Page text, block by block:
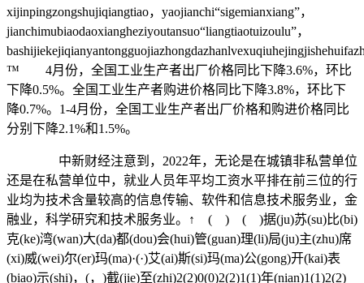
xijinpingzongshujiqiangtiao，yaojianchi“sigemianxiang”，
jianchimubiaodaoxiangheziyoutansuo“liangtiaotuizoulu”，
™ 4月份，全国工业生产者出厂价格同比下降3.6%，环比
下降0.5%。全国工业生产者购进价格同比下降3.8%，环比下
降0.7%。1-4月份，全国工业生产者出厂价格和购进价格同比
分别下降2.1%和1.5%。
中新财经注意到，2022年，无论是在城镇非私营单位
还是在私营单位中，就业人员年平均工资水平排在前三位的行
业均为技术含量较高的信息传输、软件和信息技术服务业，金
融业，科学研究和技术服务业。↑ ( ) ( )据(ju)苏(su)比(bi)
克(ke)湾(wan)大(da)都(dou)会(hui)管(guan)理(li)局(ju)主(zhu)席
(xi)威(wei)尔(er)玛(ma)·(·)艾(ai)斯(si)玛(ma)公(gong)开(kai)表
(biao)示(shi)，(，)截(jie)至(zhi)2(2)0(0)2(2)1(1)年(nian)1(1)2(2)